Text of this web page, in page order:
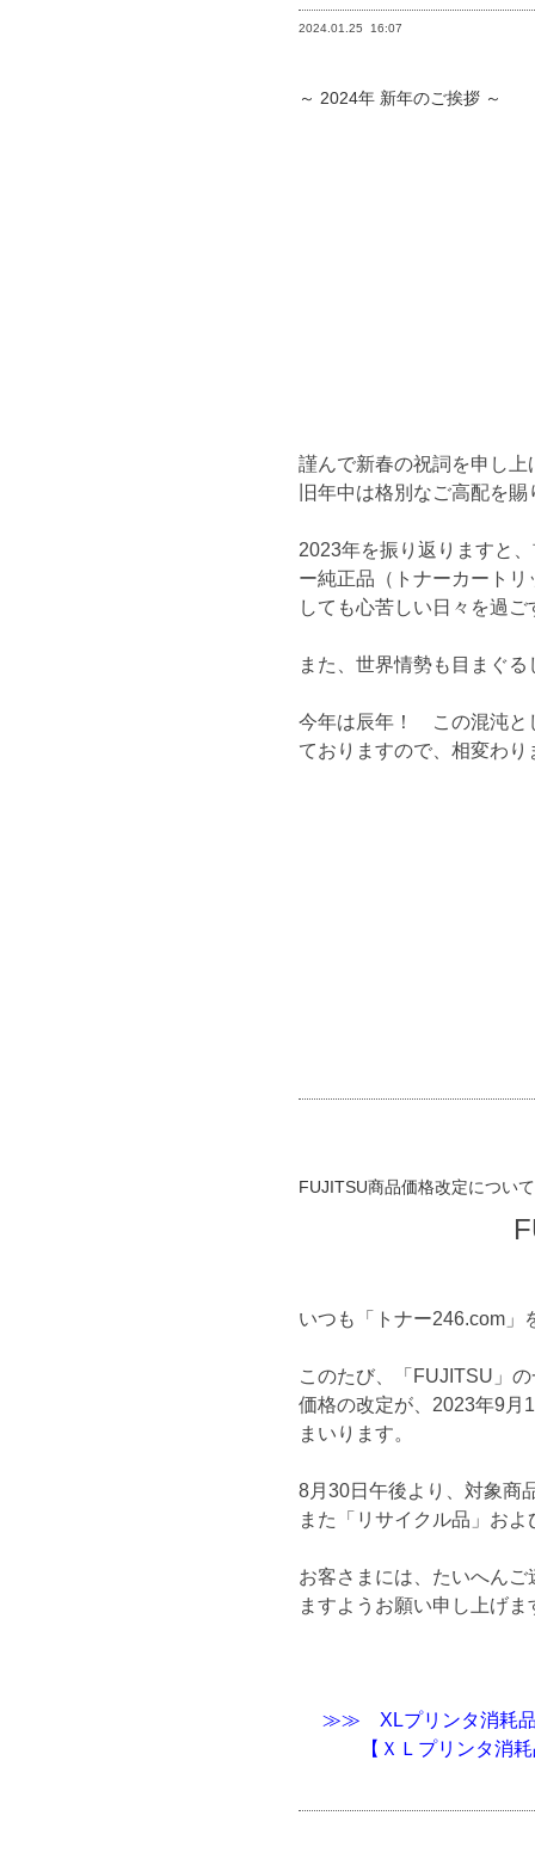
2024.01.25 16:07
～ 2024年 新年のご挨拶 ～
謹んで新春の祝詞を申し上
旧年中は格別なご高配を
2023年を振り返りますと
ー純正品（トナーカート
しても心苦しい日々を過
また、世界情勢も目まぐ
今年は辰年！ この混沌と
ておりますので、相変わ
FUJITSU商品価格改定について
いつも「トナー246.com」
このたび、「FUJITSU」
価格の改定が、2023年9月
まいります。
8月30日午後より、対象商
また「リサイクル品」お
お客さまには、たいへん
ますようお願い申し上げま
≫≫ XLプリンタ消耗品
【ＸＬプリンタ消